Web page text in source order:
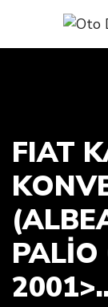
FIAT
PALIO